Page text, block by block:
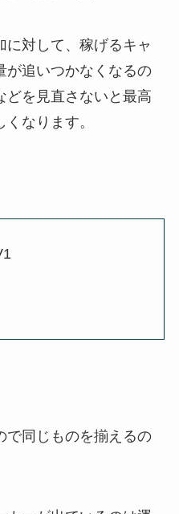
に対して、稼げるキャ
が追いつかなくなるの
どを見直さないと最高
なります。
で同じものを揃えるの